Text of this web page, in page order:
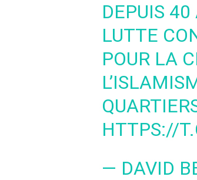
DEPUIS
LUTTE
POUR LA
HTTPS://
— DAVID